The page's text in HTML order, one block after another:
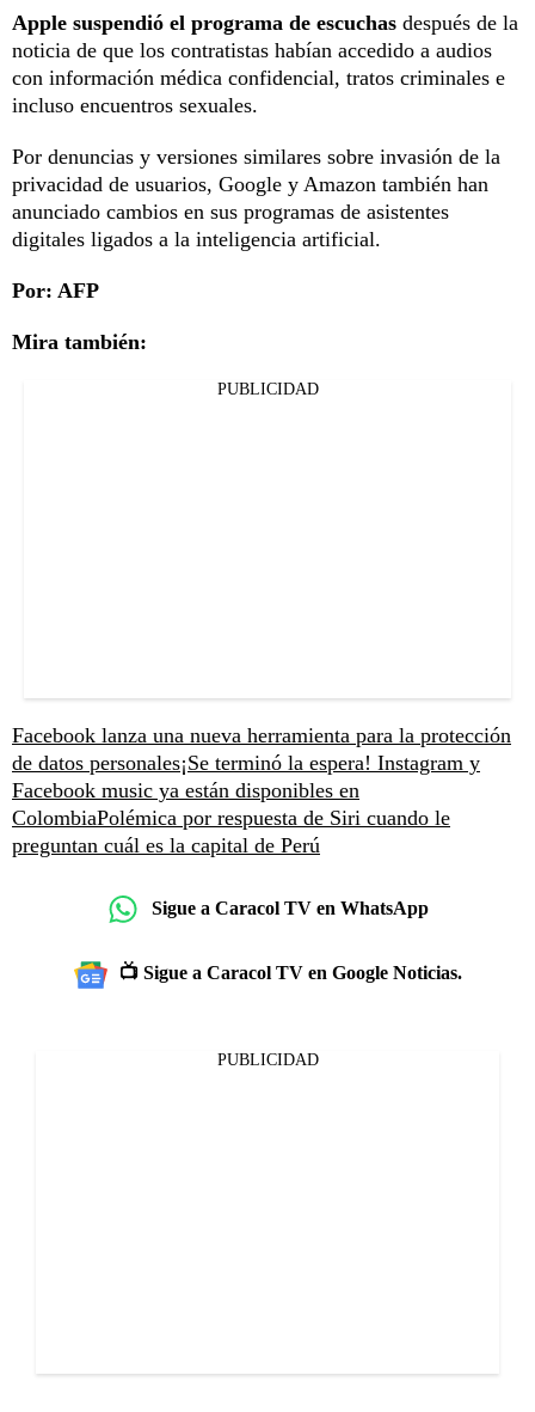
Apple suspendió el programa de escuchas después de la
noticia de que los contratistas habían accedido a audios
con información médica confidencial, tratos criminales e
incluso encuentros sexuales.
Por denuncias y versiones similares sobre invasión de la
privacidad de usuarios, Google y Amazon también han
anunciado cambios en sus programas de asistentes
digitales ligados a la inteligencia artificial.
Por: AFP
Mira también:
PUBLICIDAD
Facebook lanza una nueva herramienta para la protección
de datos personales¡Se terminó la espera! Instagram y
Facebook music ya están disponibles en
ColombiaPolémica por respuesta de Siri cuando le
preguntan cuál es la capital de Perú
Sigue a Caracol TV en WhatsApp
📺 Sigue a Caracol TV en Google Noticias.
PUBLICIDAD